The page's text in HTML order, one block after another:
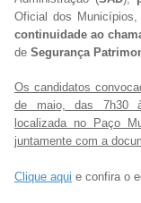
Oficial dos
continuidade ao
de Segurança
Os candidatos
de maio, das 7h30
localizada no Paço
juntamente com a
Clique aqui e confira o